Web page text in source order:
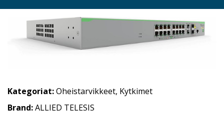
Kategoriat:Oheistarvikkeet, Kytkimet
Brand:ALLIED TELESIS